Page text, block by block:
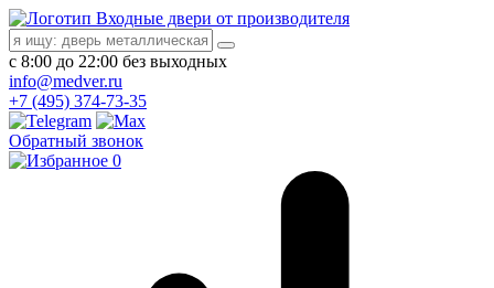
Входные двери от производителя
с 8:00 до 22:00 без выходных
info@medver.ru
+7 (495) 374-73-35
Обратный звонок
0